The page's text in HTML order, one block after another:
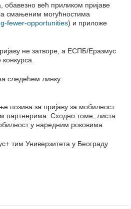
обавезно већ приликом пријаве
смањеним могућностима
fewer-opportunities) и приложе
не затворе, а ЕСПБ/Еразмус
следећем линку:
позива за пријаву за мобилност
партнерима. Сходно томе, листа
у наредним роковима.
тим Универзитета у Београду